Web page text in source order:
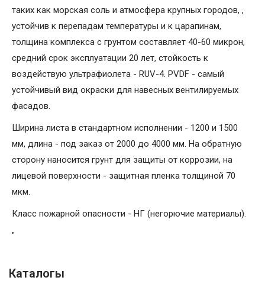
таких как морская соль и атмосфера крупных городов, ,
устойчив к перепадам температуры и к царапинам,
толщина комплекса с грунтом составляет 40-60 микрон,
средний срок эксплуатации 20 лет, стойкость к
воздействую ультрафиолета - RUV-4. PVDF - самый
устойчивый вид окраски для навесных вентилируемых
фасадов.
Ширина листа в стандартном исполнении - 1200 и 1500
мм, длина - под заказ от 2000 до 4000 мм. На обратную
сторону наносится грунт для защиты от коррозии, на
лицевой поверхности - защитная пленка толщиной 70
мкм.
Класс пожарной опасности - НГ (негорючие материалы).
"
Каталогы